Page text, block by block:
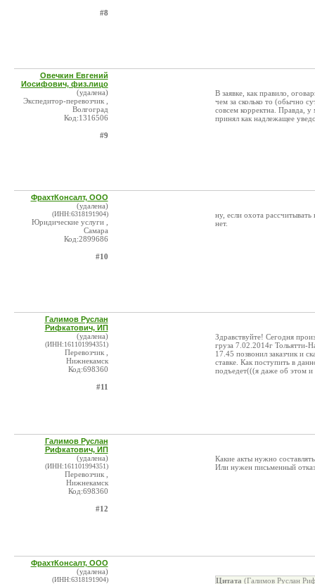
#8
Овечкин Евгений
Иосифович, физ.лицо
(удалена)
Экспедитор-перевозчик ,
Волгоград
Код:1316506
#9
В заявке, как правило,
чем за сколько то (обычно
совсем корректна. Правда, у
принял как надлежащее
ФрахтКонсалт, ООО
(удалена)
(ИНН:6318191904)
Юридические услуги ,
Самара
Код:2899686
#10
ну, если охота
нет.
Галимов Руслан
Рифкатович, ИП
(удалена)
(ИНН:161101994351)
Перевозчик ,
Нижнекамск
Код:698360
#11
Здравствуйте! Сегодня
груза 7.02.2014г Тольятти-
17.45 позвонил заказчик и
ставке. Как поступить в
подъедет(((я даже об этом и
Галимов Руслан
Рифкатович, ИП
(удалена)
(ИНН:161101994351)
Перевозчик ,
Нижнекамск
Код:698360
#12
Какие акты нужно
Или нужен письменный отказ
ФрахтКонсалт, ООО
(удалена)
(ИНН:6318191904) Цитата (Галимов Руслан